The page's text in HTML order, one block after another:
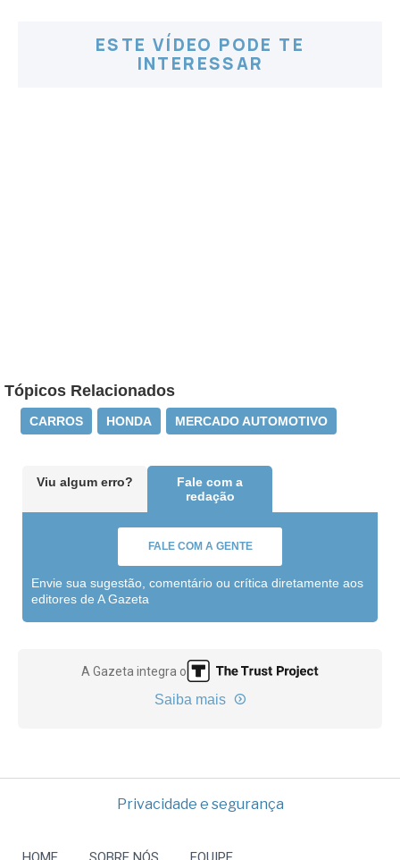
ESTE VÍDEO PODE TE
INTERESSAR
Tópicos Relacionados
CARROS HONDA MERCADO AUTOMOTIVO
Viu algum erro?
Fale com a
redação
FALE COM A GENTE
Envie sua sugestão, comentário ou crítica diretamente aos
editores de A Gazeta
A Gazeta integra o
Saiba mais
Privacidade e segurança